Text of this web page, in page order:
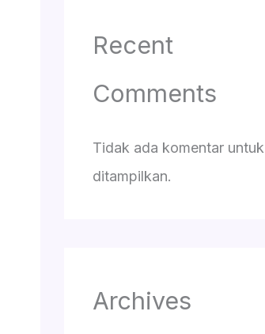
Recent
Comments
Tidak ada komentar untuk
ditampilkan.
Archives